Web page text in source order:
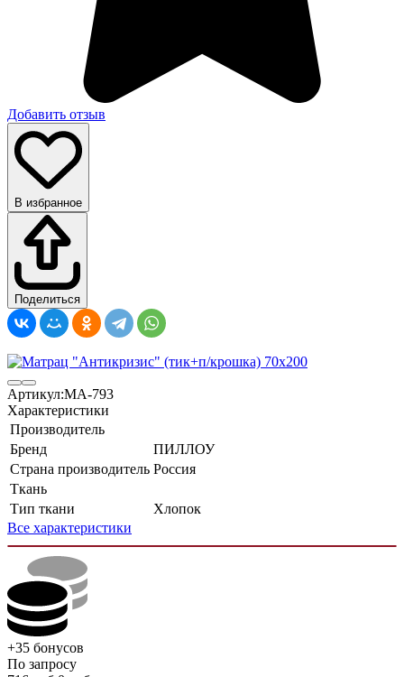
Добавить отзыв
В избранное
Поделиться
Артикул:MA-793
Характеристики
Производитель
Бренд
ПИЛЛОУ
Страна производитель Россия
Ткань
Тип ткани
Хлопок
Все характеристики
+35 бонусов
По запросу